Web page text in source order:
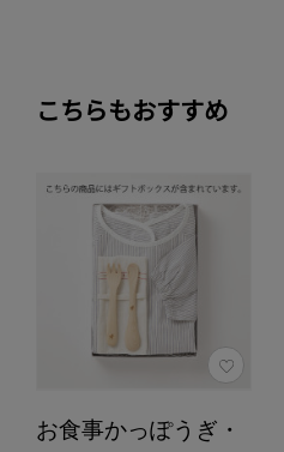
こちらもおすすめ
お食事かっぽうぎ・